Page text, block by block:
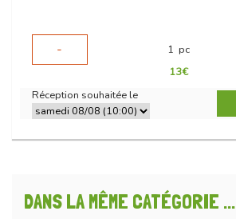
-
1 pc
13€
Réception souhaitée le
DANS LA MÊME CATÉGORIE ...